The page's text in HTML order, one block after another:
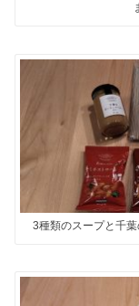
3種類のスープと千